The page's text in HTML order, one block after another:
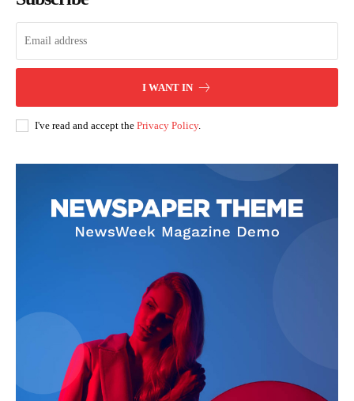
I WANT IN
I've read and accept the Privacy Policy.